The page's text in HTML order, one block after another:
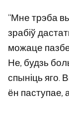
“Мне трэба
зрабіў
можаце
Не, будзь
спыніць яго.
ён паступае,